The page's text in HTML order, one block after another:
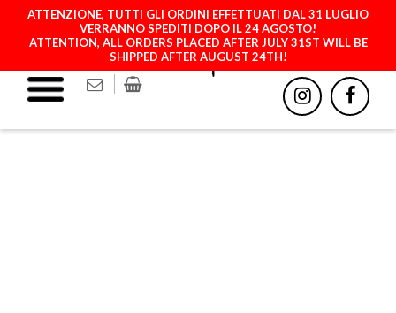
ATTENZIONE, TUTTI GLI ORDINI EFFETTUATI DAL 31 LUGLIO
VERRANNO SPEDITI DOPO IL 24 AGOSTO!
ATTENTION, ALL ORDERS PLACED AFTER JULY 31ST WILL BE
SHIPPED AFTER AUGUST 24TH!